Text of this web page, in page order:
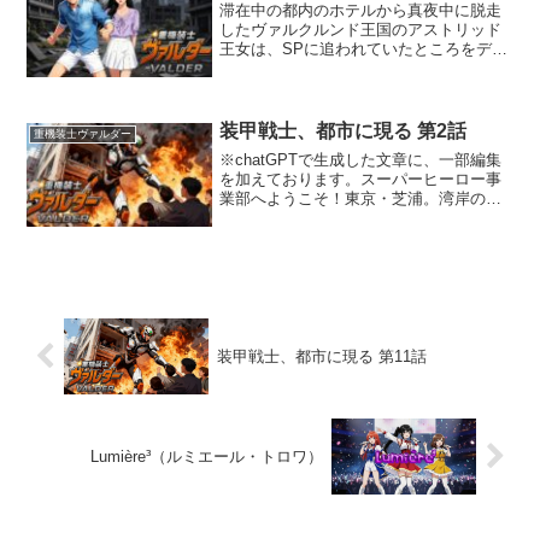
滞在中の都内のホテルから真夜中に脱走
したヴァルクルンド王国のアストリッド
王女は、SPに追われていたところをデー
たが、3人で訪れた神社...
重機装士ヴァルダー 装甲戦士、都市に現る 第2話
※chatGPTで生成した文章に、一部編集
を加えております。スーパーヒーロー事
業部へようこそ！東京・芝浦。湾岸の高
装甲戦士、都市に現る 第11話
Lumière³（ルミエール・トロワ）